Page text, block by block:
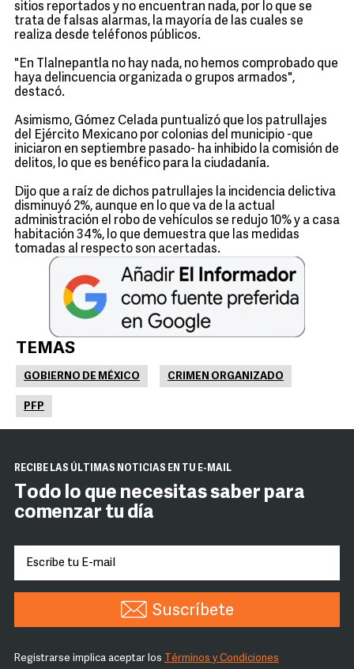
sitios reportados y no encuentran nada, por lo que se
trata de falsas alarmas, la mayoría de las cuales se
realiza desde teléfonos públicos.
"En Tlalnepantla no hay nada, no hemos comprobado que
haya delincuencia organizada o grupos armados",
destacó.
Asimismo, Gómez Celada puntualizó que los patrullajes
del Ejército Mexicano por colonias del municipio -que
iniciaron en septiembre pasado- ha inhibido la comisión de
delitos, lo que es benéfico para la ciudadanía.
Dijo que a raíz de dichos patrullajes la incidencia delictiva
disminuyó 2%, aunque en lo que va de la actual
administración el robo de vehículos se redujo 10% y a casa
habitación 34%, lo que demuestra que las medidas
tomadas al respecto son acertadas.
TEMAS
GOBIERNO DE MÉXICO CRIMEN ORGANIZADO
PFP
RECIBE LAS ÚLTIMAS NOTICIAS EN TU E-MAIL
Todo lo que necesitas saber para
comenzar tu día
Suscríbete
Registrarse implica aceptar los Términos y Condiciones